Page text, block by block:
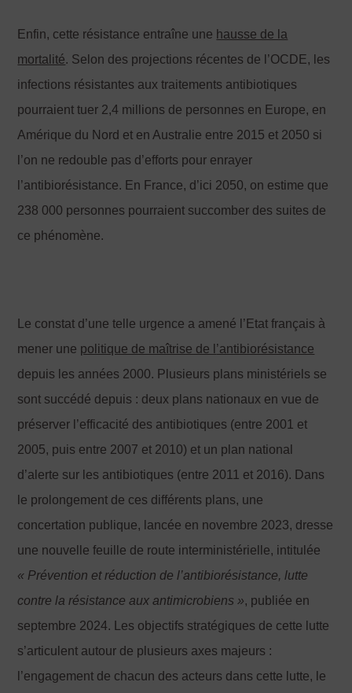
Enfin, cette résistance entraîne une hausse de la
mortalité. Selon des projections récentes de l’OCDE, les
infections résistantes aux traitements antibiotiques
pourraient tuer 2,4 millions de personnes en Europe, en
Amérique du Nord et en Australie entre 2015 et 2050 si
l’on ne redouble pas d’efforts pour enrayer
l’antibiorésistance. En France, d’ici 2050, on estime que
238 000 personnes pourraient succomber des suites de
ce phénomène.
Le constat d’une telle urgence a amené l’Etat français à
mener une politique de maîtrise de l ’antibiorésistance
depuis les années 2000. Plusieurs plans ministériels se
sont succédé depuis : deux plans nationaux en vue de
préserver l’efficacité des antibiotiques (entre 2001 et
2005, puis entre 2007 et 2010) et un plan national
d’alerte sur les antibiotiques (entre 2011 et 2016). Dans
le prolongement de ces différents plans, une
concertation publique, lancée en novembre 2023, dresse
une nouvelle feuille de route interministérielle, intitulée
« Prévention et réduction de l’antibiorésistance, lutte
contre la résistance aux antimicrobiens », publiée en
septembre 2024. Les objectifs stratégiques de cette lutte
s’articulent autour de plusieurs axes majeurs :
l’engagement de chacun des acteurs dans cette lutte, le